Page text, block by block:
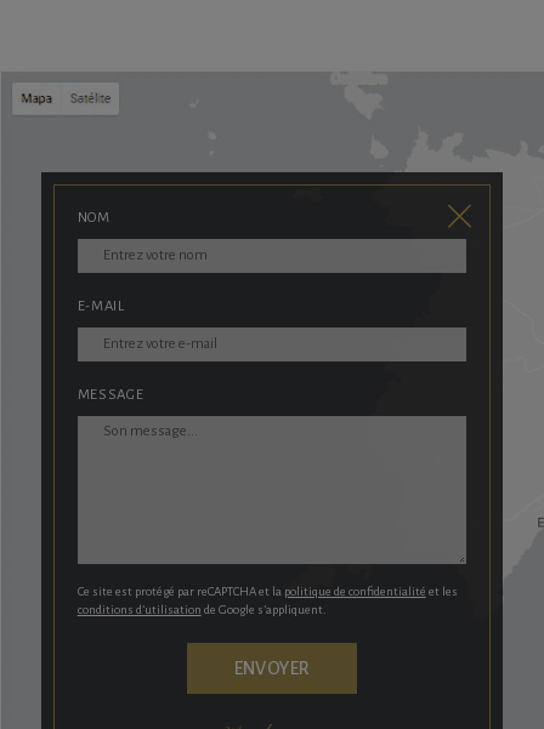
NOM
E-MAIL
MESSAGE
Ce site est protégé par reCAPTCHA et la politique de confidentialité et les
conditions d’utilisation de Google s’appliquent.